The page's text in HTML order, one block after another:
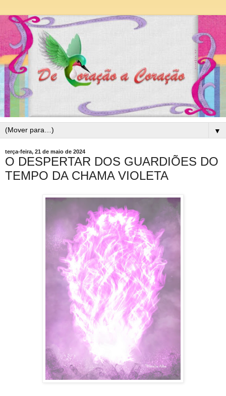
▼
terça-feira, 21 de maio de 2024
O DESPERTAR DOS GUARDIÕES DO
TEMPO DA CHAMA VIOLETA